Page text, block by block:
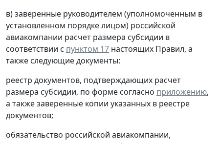
в) заверенные руководителем (уполномоченным в
установленном порядке лицом) российской
авиакомпании расчет размера субсидии в
соответствии с пунктом 17 настоящих Правил, а
также следующие документы:
реестр документов, подтверждающих расчет
размера субсидии, по форме согласно приложению,
а также заверенные копии указанных в реестре
документов;
обязательство российской авиакомпании,